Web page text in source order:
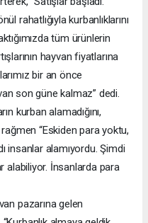
rahatlığıyla kurbanlıklarını
tüm ürünlerin
hayvan fiyatlarına
bir an önce
son güne kalmaz” dedi.
kurban alamadığını,
“Eskiden para yoktu,
insanlar alamıyordu. Şimdi
alabiliyor. İnsanlarda para
pazarına gelen